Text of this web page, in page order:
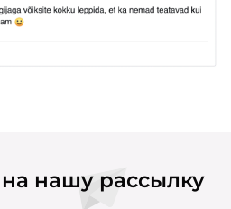
нашу рассылку